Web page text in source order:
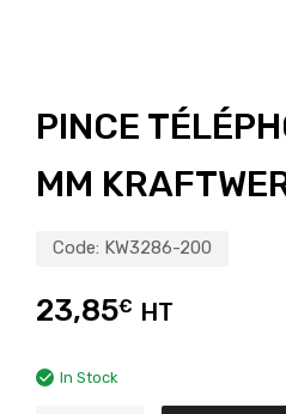
PINCE
MM
Code: KW3286-200
23,85€ HT
In Stock